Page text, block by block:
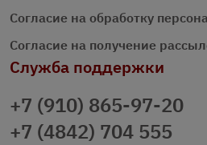
Согласие на обработку
Согласие на получение
Служба поддержки
+7 (910) 865-97-20
+7 (4842) 704 555